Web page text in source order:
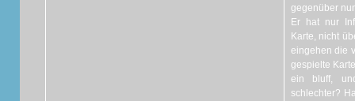
gegenüber
Er hat nur
Karte, nicht
eingehen die
gespielte
ein bluff,
schlechter?